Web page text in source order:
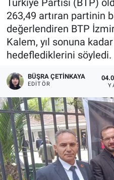
263,49 artıran partinin
değerlendiren BTP
Kalem, yıl sonuna
hedeflediklerini söyledi.
BÜŞRA ÇETINKAYA
EDITÖR